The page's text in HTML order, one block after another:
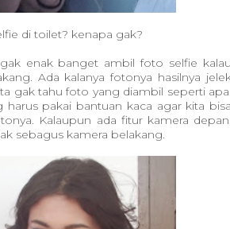
di toilet? kenapa gak?
gak enak banget ambil foto selfie
Ada kalanya fotonya hasilnya
gak tahu foto yang diambil seperti
harus pakai bantuan kaca agar kita
Kalaupun ada fitur kamera
sebagus kamera belakang.